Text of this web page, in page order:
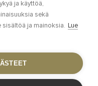
Media
ja käyttöä,
sekä
sisältöä ja mainoksia.
Lue